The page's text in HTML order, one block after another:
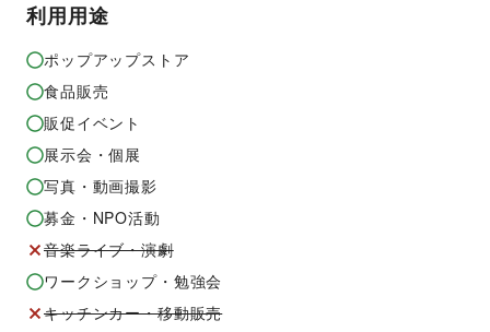
利用用途
ポップアップストア
食品販売
販促イベント
展示会・個展
写真・動画撮影
募金・NPO活動
音楽ライブ・演劇
ワークショップ・勉強会
キッチンカー・移動販売